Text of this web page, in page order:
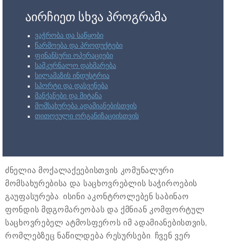
აირჩიეთ სხვა პროგრამა
ვაჭრობა და საწყობი
წარმოება და პროდუქტები
ფინანსური ოპერაციები
სამკურნალო დახმარება
სილამაზის ინდუსტრია
სპორტი და დასვენება
მანქანები და მიტანა
მომსახურება ადამიანებისთვის
თითოეული ორგანიზაციისთვის
ძნელია მოქალაქეებისთვის კომუნალური
მომსახურებისა და საცხოვრებლის საჭიროების
გაუფასურება. ისინი აკონტროლებენ საბინაო
ფონდის მდგომარეობას და ქმნიან კომფორტულ
საცხოვრებელ ატმოსფეროს იმ ადამიანებისთვის,
რომლებზეც ნაწილდება რესურსები. ჩვენ ვერ